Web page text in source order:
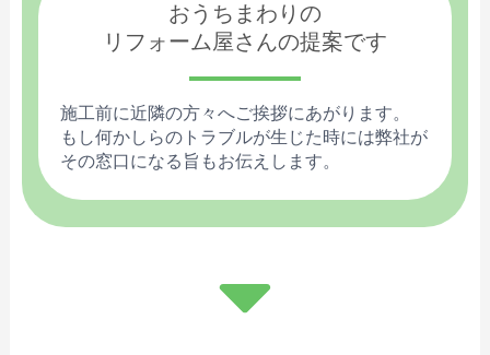
おうちまわりの
リフォーム屋さんの提案です
施工前に近隣の方々へご挨拶にあがります。
もし何かしらのトラブルが生じた時には弊社が
その窓口になる旨もお伝えします。